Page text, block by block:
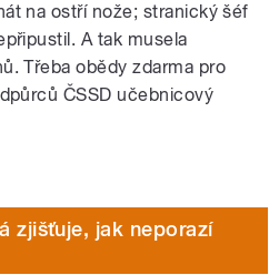
na ostří nože; stranický šéf
A tak musela
Třeba obědy zdarma pro
ČSSD učebnicový
zjišťuje, jak neporazí